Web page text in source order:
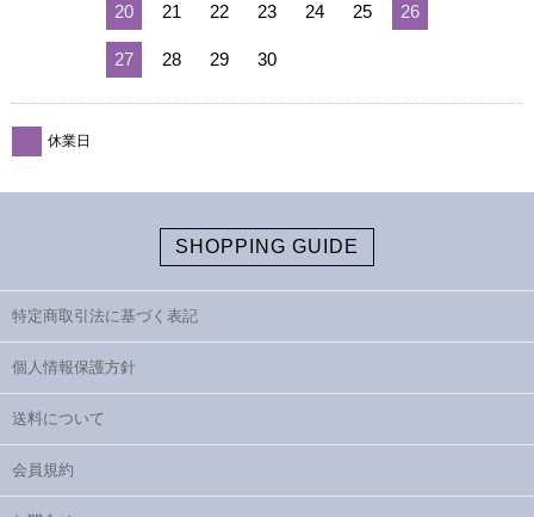
20 21 22 23 24 25 26
27 28 29 30
休業日
SHOPPING GUIDE
特定商取引法に基づく表記
個人情報保護方針
送料について
会員規約